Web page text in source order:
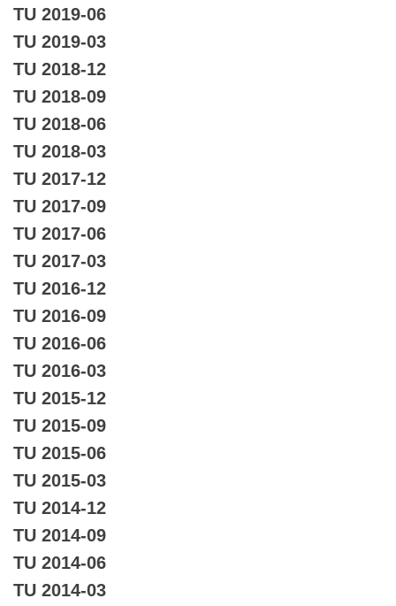
TU 2019-06
TU 2019-03
TU 2018-12
TU 2018-09
TU 2018-06
TU 2018-03
TU 2017-12
TU 2017-09
TU 2017-06
TU 2017-03
TU 2016-12
TU 2016-09
TU 2016-06
TU 2016-03
TU 2015-12
TU 2015-09
TU 2015-06
TU 2015-03
TU 2014-12
TU 2014-09
TU 2014-06
TU 2014-03